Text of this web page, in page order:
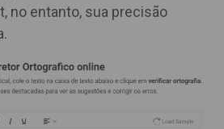
no entanto, sua precisão